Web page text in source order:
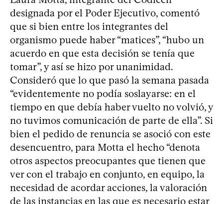
designada por el Poder Ejecutivo, comentó
que si bien entre los integrantes del
organismo puede haber “matices”, “hubo un
acuerdo en que esta decisión se tenía que
tomar”, y así se hizo por unanimidad.
Consideró que lo que pasó la semana pasada
“evidentemente no podía soslayarse: en el
tiempo en que debía haber vuelto no volvió, y
no tuvimos comunicación de parte de ella”. Si
bien el pedido de renuncia se asoció con este
desencuentro, para Motta el hecho “denota
otros aspectos preocupantes que tienen que
ver con el trabajo en conjunto, en equipo, la
necesidad de acordar acciones, la valoración
de las instancias en las que es necesario estar